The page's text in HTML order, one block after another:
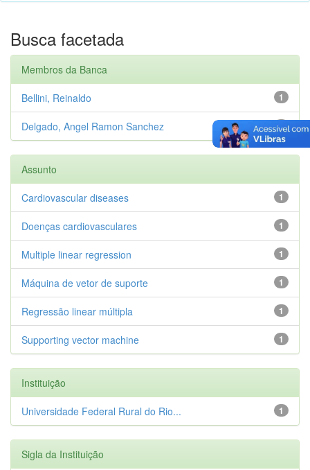
Busca facetada
Membros da Banca
1
Bellini, Reinaldo
1
Delgado, Angel Ramon Sanchez
Assunto
1
Cardiovascular diseases
1
Doenças cardiovasculares
1
Multiple linear regression
1
Máquina de vetor de suporte
1
Regressão linear múltipla
1
Supporting vector machine
Instituição
1
Universidade Federal Rural do Rio...
Sigla da Instituição